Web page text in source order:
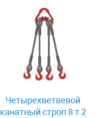
Четырехветвевой
канатный строп 8 т 2